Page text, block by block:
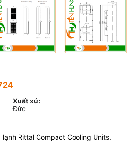
Xuất xứ:
Đức
Rittal Compact Cooling Units.